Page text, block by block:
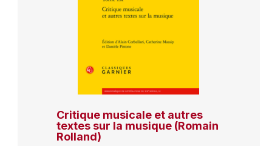
Critique musicale et autres
textes sur la musique (Romain
Rolland)